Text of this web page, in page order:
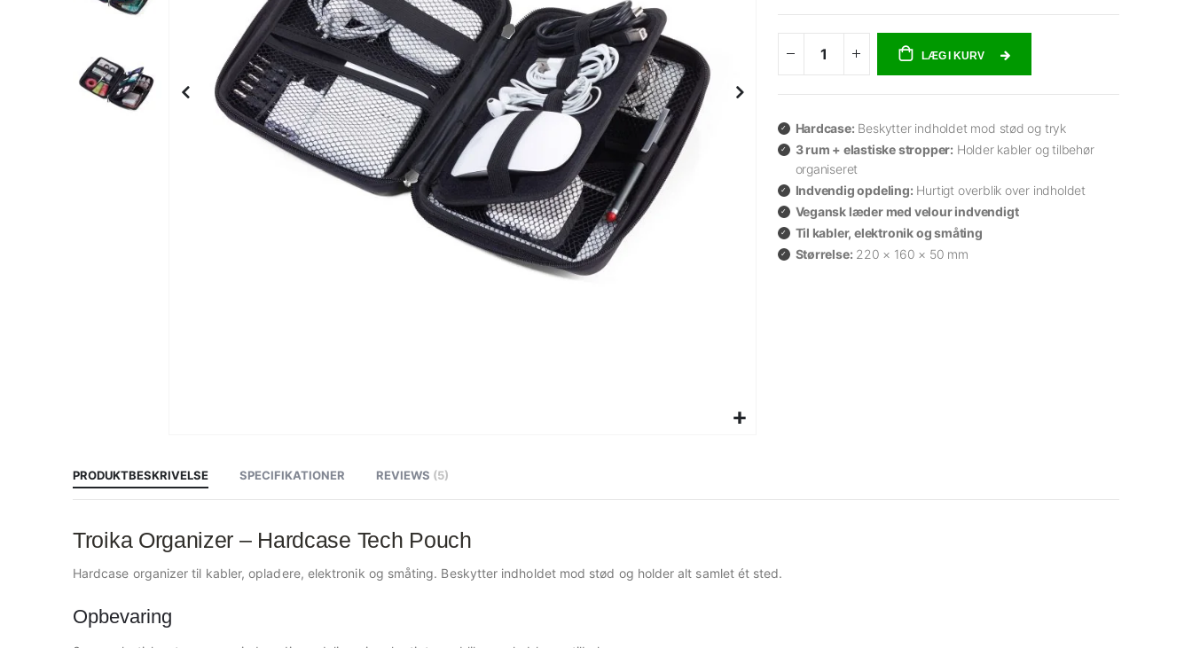
af
billedgalleriet
LÆG I KURV
Hardcase: Beskytter indholdet mod stød og tryk
3 rum + elastiske stropper: Holder kabler og tilbehør
organiseret
Indvendig opdeling: Hurtigt overblik over indholdet
Vegansk læder med velour indvendigt
Til kabler, elektronik og småting
Størrelse: 220 × 160 × 50 mm
PRODUKTBESKRIVELSE
Troika Organizer – Hardcase Tech Pouch
Hardcase organizer til kabler, opladere, elektronik og småting. Beskytter indholdet mod stød og holder alt samlet ét sted.
Opbevaring
SPECIFIKATIONER REVIEWS 5